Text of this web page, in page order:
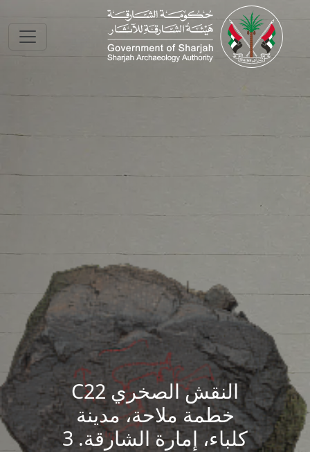
Skip to main
النقش الصخري C22
خطمة ملاحة، مدينة
كلباء، إمارة الشارقة. 3